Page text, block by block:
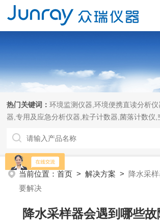
热门关键词：环境监测仪器,环境便携直读分析
器,专用及应急分析仪器,粒子计数器,菌落计数仪,
当前位置：首页 >解决方案 > 降水采
要解决
降水采样器会遇到哪些